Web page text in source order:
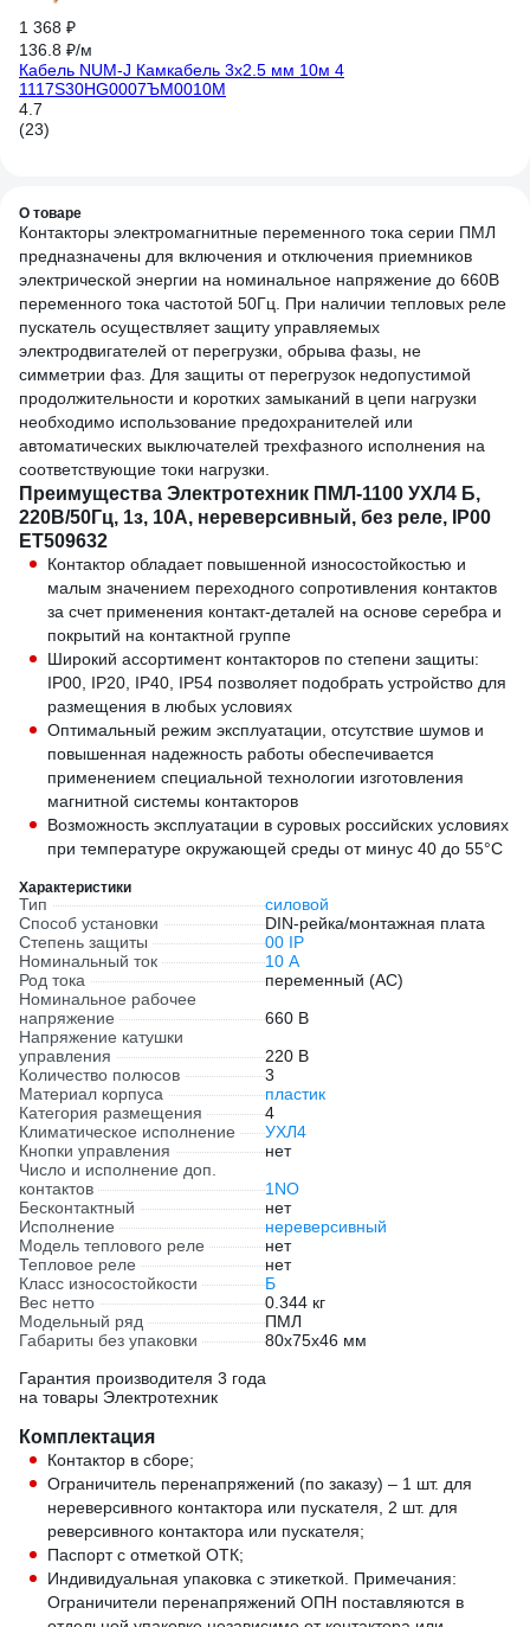
1 368 ₽
136.8 ₽/м
Кабель NUM-J Камкабель 3x2.5 мм 10м 4
1117S30HG0007ЪM0010М
4.7
(23)
О товаре
Контакторы электромагнитные переменного тока серии ПМЛ
предназначены для включения и отключения приемников
электрической энергии на номинальное напряжение до 660В
переменного тока частотой 50Гц. При наличии тепловых реле
пускатель осуществляет защиту управляемых
электродвигателей от перегрузки, обрыва фазы, не
симметрии фаз. Для защиты от перегрузок недопустимой
продолжительности и коротких замыканий в цепи нагрузки
необходимо использование предохранителей или
автоматических выключателей трехфазного исполнения на
соответствующие токи нагрузки.
Преимущества Электротехник ПМЛ-1100 УХЛ4 Б,
220В/50Гц, 1з, 10А, нереверсивный, без реле, IP00
ET509632
Контактор обладает повышенной износостойкостью и
малым значением переходного сопротивления контактов
за счет применения контакт-деталей на основе серебра и
покрытий на контактной группе
Широкий ассортимент контакторов по степени защиты:
IP00, IP20, IP40, IP54 позволяет подобрать устройство для
размещения в любых условиях
Оптимальный режим эксплуатации, отсутствие шумов и
повышенная надежность работы обеспечивается
применением специальной технологии изготовления
магнитной системы контакторов
Возможность эксплуатации в суровых российских условиях
при температуре окружающей среды от минус 40 до 55°С
Характеристики
Тип
силовой
Способ установки
DIN-рейка/монтажная плата
Степень защиты
00 IP
Номинальный ток
10 А
Род тока
переменный (AC)
Номинальное рабочее
напряжение
660 В
Напряжение катушки
управления
220 В
Количество полюсов
3
Материал корпуса
пластик
Категория размещения
4
Климатическое исполнение
УХЛ4
Кнопки управления
нет
Число и исполнение доп.
контактов
1NO
Бесконтактный
нет
Исполнение
нереверсивный
Модель теплового реле
нет
Тепловое реле
нет
Класс износостойкости
Б
Вес нетто
0.344 кг
Модельный ряд
ПМЛ
Габариты без упаковки
80х75х46 мм
Гарантия производителя 3 года
на товары Электротехник
Комплектация
Контактор в сборе;
Ограничитель перенапряжений (по заказу) – 1 шт. для
нереверсивного контактора или пускателя, 2 шт. для
реверсивного контактора или пускателя;
Паспорт с отметкой ОТК;
Индивидуальная упаковка с этикеткой. Примечания:
Ограничители перенапряжений ОПН поставляются в